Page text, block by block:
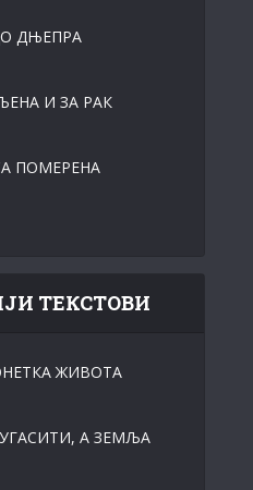
ДЊЕПРА
И ЗА РАК
ПОМЕРЕНА
ТЕКСТОВИ
ЖИВОТА
А ЗЕМЉА